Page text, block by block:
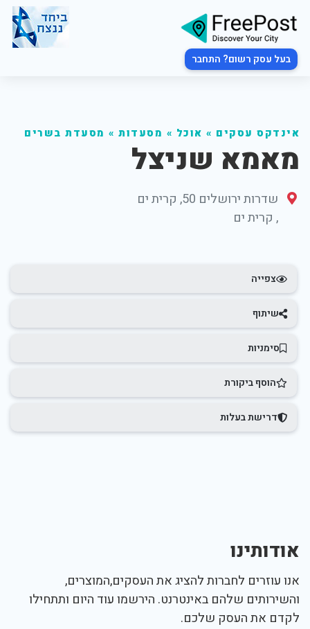
בעל עסק רשום? התחבר
אינדקס עסקים » אוכל » מסעדות » מסעדת בשרים
מאמא שניצל
שדרות ירושלים 50, קרית ים
, קרית ים
צפייה
שיתוף
סימניות
הוסף ביקורת
דרישת בעלות
אודותינו
אנו עוזרים לחברות להציג את העסקים,המוצרים,
והשירותים שלהם באינטרנט. הירשמו עוד היום ותתחילו
לקדם את העסק שלכם.